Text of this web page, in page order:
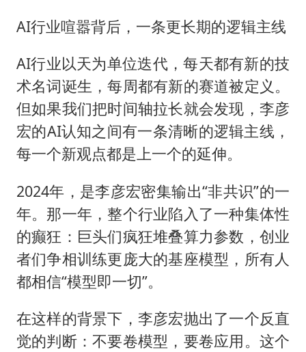
AI行业喧嚣背后，一条更长期的逻辑主线
AI行业以天为单位迭代，每天都有新的技
术名词诞生，每周都有新的赛道被定义。
但如果我们把时间轴拉长就会发现，李彦
宏的AI认知之间有一条清晰的逻辑主线，
每一个新观点都是上一个的延伸。
2024年，是李彦宏密集输出“非共识”的一
年。那一年，整个行业陷入了一种集体性
的癫狂：巨头们疯狂堆叠算力参数，创业
者们争相训练更庞大的基座模型，所有人
都相信“模型即一切”。
在这样的背景下，李彦宏抛出了一个反直
觉的判断：不要卷模型，要卷应用。这个